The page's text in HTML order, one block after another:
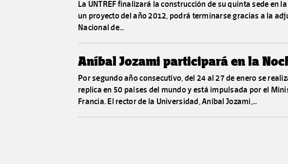
La UNTREF finalizará la construcción de su quinta sede en
un proyecto del año 2012, podrá terminarse gracias a la
Nacional de...
Aníbal Jozami participará en la
Por segundo año consecutivo, del 24 al 27 de enero se
replica en 50 países del mundo y está impulsada por el
Francia. El rector de la Universidad, Aníbal Jozami,...